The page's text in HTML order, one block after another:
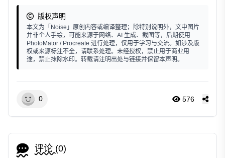
版权声明
本文为「Noise」原创内容或编译整理；除特别说明外，文中图片
并非个人手绘，可能来源于网络、AI 生成、截图等，后期使用
PhotoMator / Procreate 进行处理，仅用于学习与交流。如涉及版
权或来源标注不全，请联系处理。未经授权，禁止用于商业用
途，禁止抹除水印。转载请注明出处与链接并保留本声明。
0 576
评论 (0)